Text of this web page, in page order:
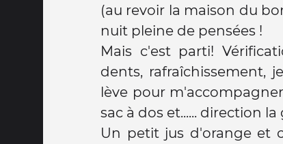
(au revoir la maison du
nuit pleine de pensées !
Mais c'est parti!
dents, rafraîchissement,
lève pour
sac à dos et...... direction la
Un petit jus d'orange et